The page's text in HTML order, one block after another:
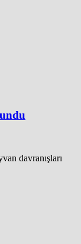
davranışları